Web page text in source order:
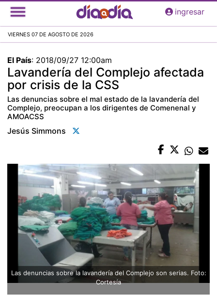
Pasar
al
principal
ingresar
VIERNES 07 DE AGOSTO DE 2026
El País: 2018/09/27 12:00am
Lavandería del Complejo afectada
por crisis de la CSS
Las denuncias sobre el mal estado de la lavandería del
Complejo, preocupan a los dirigentes de Comenenal y
AMOACSS
Jesús Simmons
Las denuncias sobre la lavandería del Complejo son serias. Foto:
Cortesía